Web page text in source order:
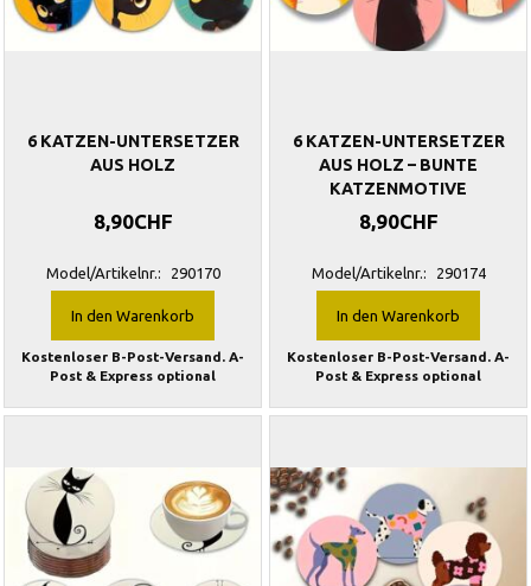
6 KATZEN-UNTERSETZER
AUS HOLZ
8,90CHF
Model/Artikelnr.: 290170
In den Warenkorb
Kostenloser B-Post-Versand. A-
Post & Express optional
6 KATZEN-UNTERSETZER
AUS HOLZ – BUNTE
KATZENMOTIVE
8,90CHF
Model/Artikelnr.: 290174
In den Warenkorb
Kostenloser B-Post-Versand. A-
Post & Express optional